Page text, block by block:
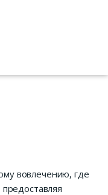
вовлечению, где